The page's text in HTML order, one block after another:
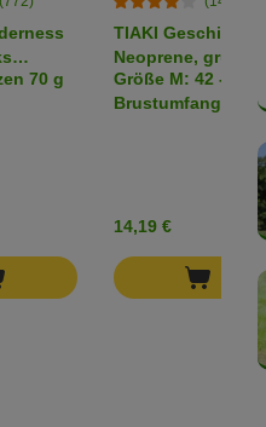
70 g
TIAKI Geschirr
Neoprene, grün
Größe M: 42 - 74
Brustumfang
14,19 €